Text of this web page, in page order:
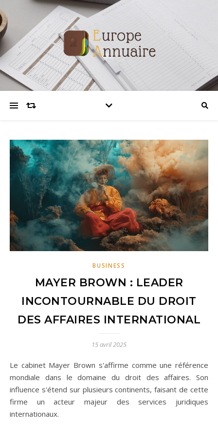
BUSINESS
MAYER BROWN : LEADER
INCONTOURNABLE DU DROIT
DES AFFAIRES INTERNATIONAL
15 avril 2025
Le cabinet Mayer Brown s'affirme comme une référence
mondiale dans le domaine du droit des affaires. Son
influence s'étend sur plusieurs continents, faisant de cette
firme un acteur majeur des services juridiques
internationaux.